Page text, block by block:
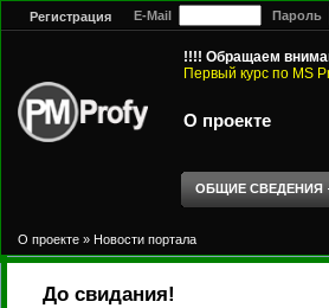
Регистрация E-Mail Пароль
!!!! Обращаем
Первый курс по MS
О проекте
ОБЩИЕ СВЕДЕНИЯ
О проекте » Новости портала
До свидания!